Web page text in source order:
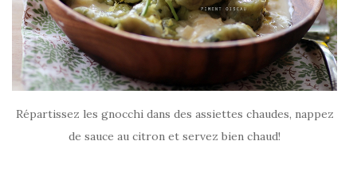
Répartissez les gnocchi dans des assiettes chaudes, nappez
de sauce au citron et servez bien chaud!